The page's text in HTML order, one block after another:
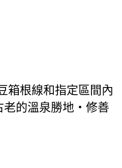
箱根線和指定區間內
的溫泉勝地・修善